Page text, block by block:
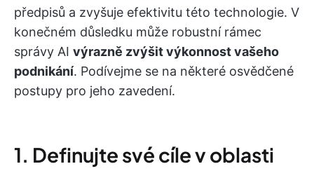
předpisů a zvyšuje efektivitu této technologie. V
konečném důsledku může robustní rámec
správy AI výrazně zvýšit výkonnost vašeho
podnikání. Podívejme se na některé osvědčené
postupy pro jeho zavedení.
1. Definujte své cíle v oblasti